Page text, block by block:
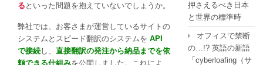
き
「翻
訳
API」、
る といった問題を抱えていないでしょうか。
弊社では、お客さまが運営しているサイトの
システムとスピード翻訳のシステムを API
で接続し、 直接翻訳の発注から納品までを依
頼できる仕組みを公開しました。これによ
押さえるべき日本
と世界の標準時
オフィスで禁断
の…!? 英語の新語
「cyberloafing（サ